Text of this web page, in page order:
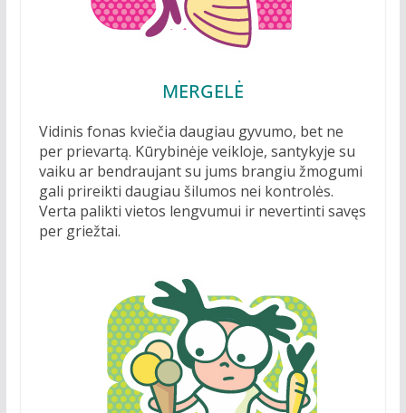
MERGELĖ
Vidinis fonas kviečia daugiau gyvumo, bet ne
per prievartą. Kūrybinėje veikloje, santykyje su
vaiku ar bendraujant su jums brangiu žmogumi
gali prireikti daugiau šilumos nei kontrolės.
Verta palikti vietos lengvumui ir nevertinti savęs
per griežtai.